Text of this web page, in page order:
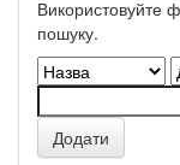
Використовуйте
пошуку.